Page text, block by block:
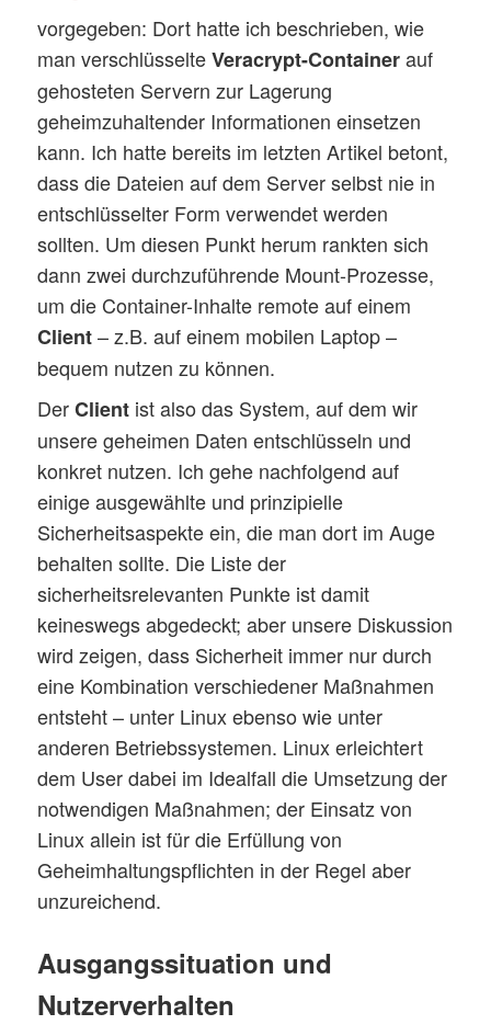
vorgegeben: Dort hatte ich beschrieben, wie
man verschlüsselteVeracrypt-Containerauf
gehosteten Servern zur Lagerung
geheimzuhaltender Informationen einsetzen
kann. Ich hatte bereits im letzten Artikel betont,
dass die Dateien auf dem Server selbst nie in
entschlüsselter Form verwendet werden
sollten. Um diesen Punkt herum rankten sich
dann zwei durchzuführende Mount-Prozesse,
um die Container-Inhalte remote auf einem
Client– z.B. auf einem mobilen Laptop –
bequem nutzen zu können.
DerClient ist also das System, auf dem wir
unsere geheimen Daten entschlüsseln und
konkret nutzen. Ich gehe nachfolgend auf
einige ausgewählte und prinzipielle
Sicherheitsaspekte ein, die man dort im Auge
behalten sollte. Die Liste der
sicherheitsrelevanten Punkte ist damit
keineswegs abgedeckt; aber unsere Diskussion
wird zeigen, dass Sicherheit immer nur durch
eine Kombination verschiedener Maßnahmen
entsteht – unter Linux ebenso wie unter
anderen Betriebssystemen. Linux erleichtert
dem User dabei im Idealfall die Umsetzung der
notwendigen Maßnahmen; der Einsatz von
Linux allein ist für die Erfüllung von
Geheimhaltungspflichten in der Regel aber
unzureichend.
Ausgangssituation und
Nutzerverhalten